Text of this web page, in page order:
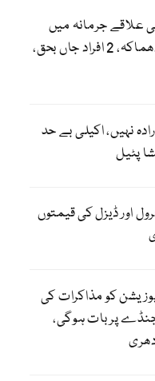
علاقے جرمانہ میں
منی بس میں دھماکہ، 2 افراد جاں بحق،
نہیں، اکیلی بے حد
پٹیل
اور ڈیزل کی قیمتوں
کو مذاکرات کی
پر بات ہوگی،